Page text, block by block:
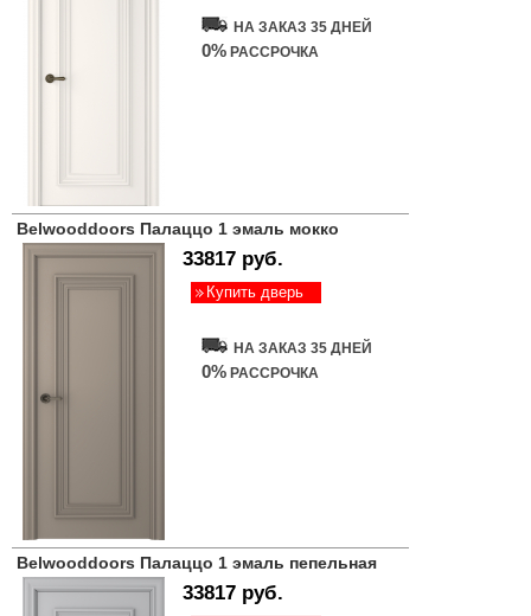
НА ЗАКАЗ 35 ДНЕЙ
0% РАССРОЧКА
Belwooddoors Палаццо 1 эмаль мокко
33817 руб.
Купить дверь
НА ЗАКАЗ 35 ДНЕЙ
0% РАССРОЧКА
Belwooddoors Палаццо 1 эмаль пепельная
33817 руб.